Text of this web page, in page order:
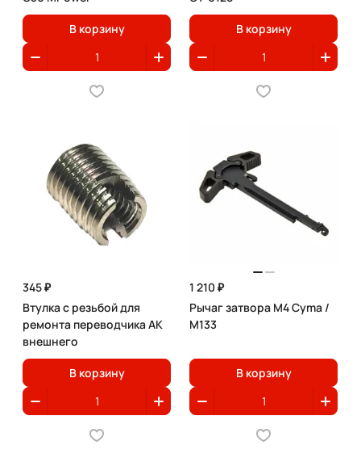
В корзину В корзину
345 ₽
Втулка с резьбой для
ремонта переводчика АК
внешнего
В корзину
1 210 ₽
Рычаг затвора M4 Cyma /
M133
В корзину